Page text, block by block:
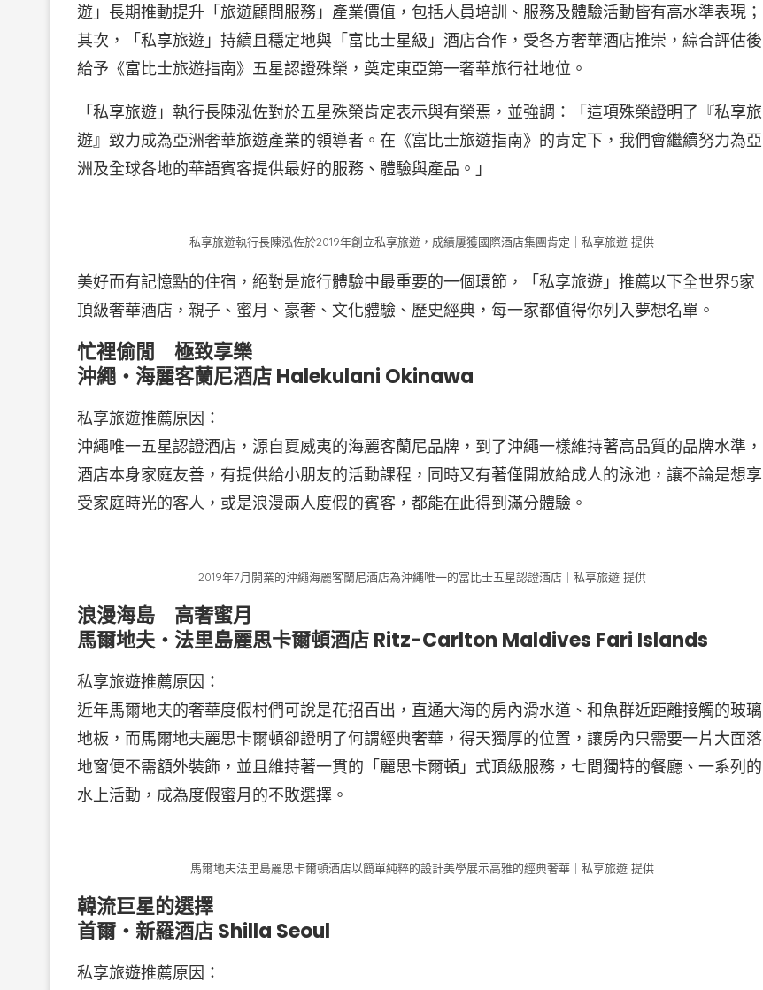
遊」長期推動提升「旅遊顧問服務」產業價值，包括人員培訓、服務及體驗活動皆有高水準表現；
其次，「私享旅遊」持續且穩定地與「富比士星級」酒店合作，受各方奢華酒店推崇，綜合評估後
給予《富比士旅遊指南》五星認證殊榮，奠定東亞第一奢華旅行社地位。
「私享旅遊」執行長陳泓佐對於五星殊榮肯定表示與有榮焉，並強調：「這項殊榮證明了『私享旅
遊』致力成為亞洲奢華旅遊產業的領導者。在《富比士旅遊指南》的肯定下，我們會繼續努力為亞
洲及全球各地的華語賓客提供最好的服務、體驗與產品。」
私享旅遊執行長陳泓佐於2019年創立私享旅遊，成績屢獲國際酒店集團肯定｜私享旅遊 提供
美好而有記憶點的住宿，絕對是旅行體驗中最重要的一個環節，「私享旅遊」推薦以下全世界5家
頂級奢華酒店，親子、蜜月、豪奢、文化體驗、歷史經典，每一家都值得你列入夢想名單。
忙裡偷閒 極致享樂
沖繩・海麗客蘭尼酒店 Halekulani Okinawa
私享旅遊推薦原因：
沖繩唯一五星認證酒店，源自夏威夷的海麗客蘭尼品牌，到了沖繩一樣維持著高品質的品牌水準，
酒店本身家庭友善，有提供給小朋友的活動課程，同時又有著僅開放給成人的泳池，讓不論是想享
受家庭時光的客人，或是浪漫兩人度假的賓客，都能在此得到滿分體驗。
2019年7月開業的沖繩海麗客蘭尼酒店為沖繩唯一的富比士五星認證酒店｜私享旅遊 提供
浪漫海島 高奢蜜月
馬爾地夫・法里島麗思卡爾頓酒店 Ritz-Carlton Maldives Fari Islands
私享旅遊推薦原因：
近年馬爾地夫的奢華度假村們可說是花招百出，直通大海的房內滑水道、和魚群近距離接觸的玻璃
地板，而馬爾地夫麗思卡爾頓卻證明了何謂經典奢華，得天獨厚的位置，讓房內只需要一片大面落
地窗便不需額外裝飾，並且維持著一貫的「麗思卡爾頓」式頂級服務，七間獨特的餐廳、一系列的
水上活動，成為度假蜜月的不敗選擇。
馬爾地夫法里島麗思卡爾頓酒店以簡單純粹的設計美學展示高雅的經典奢華｜私享旅遊 提供
韓流巨星的選擇
首爾・新羅酒店 Shilla Seoul
私享旅遊推薦原因：